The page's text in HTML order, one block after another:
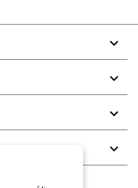



